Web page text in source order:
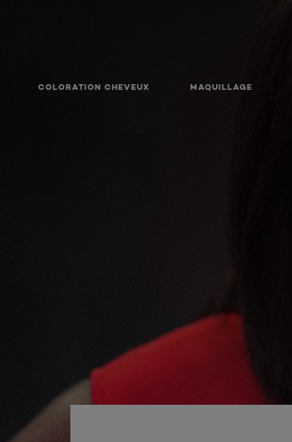
COLORATION CHEVEUX MAQUILLAGE